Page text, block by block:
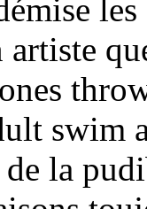
artiste
swim
la